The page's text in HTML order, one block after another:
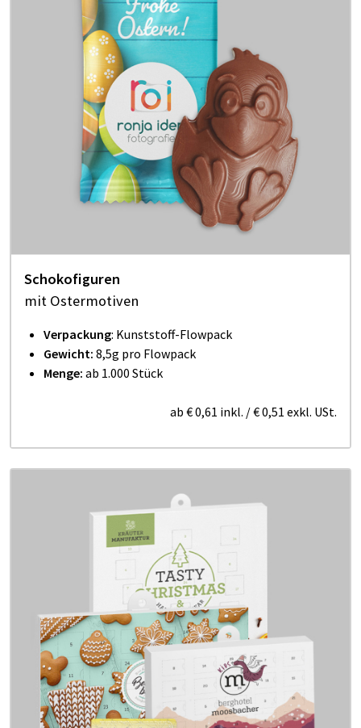
Schokofiguren
mit Ostermotiven
Verpackung: Kunststoff-Flowpack
Gewicht: 8,5g pro Flowpack
Menge: ab 1.000 Stück
ab € 0,61 inkl. /€ 0,51 exkl. USt.